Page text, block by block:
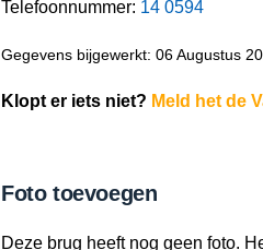
Telefoonnummer: 14 0594
Gegevens bijgewerkt: 06 Augustus
Klopt er iets niet? Meld het de
Foto toevoegen
Deze brug heeft nog geen foto.